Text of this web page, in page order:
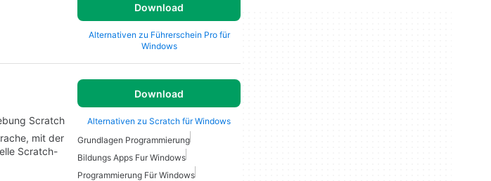
Download
Alternativen zu Führerschein Pro für
Windows
Scratch
Download
Alternativen zu Scratch für Windows
mit der
Scratch-
Grundlagen Programmierung
Bildungs Apps Fur Windows
Programmierung Für Windows